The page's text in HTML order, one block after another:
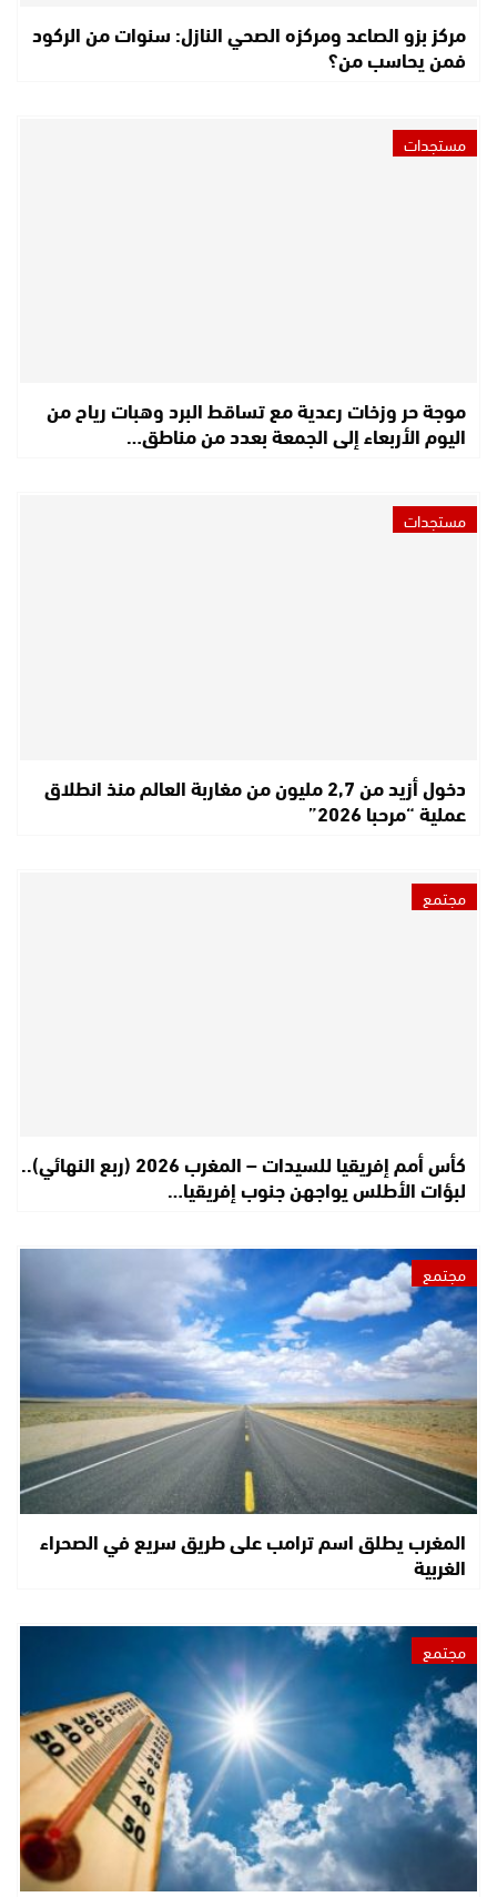
مركز بزو الصاعد ومركزه الصحي النازل: سنوات من الركود
فمن يحاسب من؟
مستجدات
موجة حر وزخات رعدية مع تساقط البرد وهبات رياح من
اليوم الأربعاء إلى الجمعة بعدد من مناطق…
مستجدات
دخول أزيد من 2,7 مليون من مغاربة العالم منذ انطلاق
عملية “مرحبا 2026”
مجتمع
كأس أمم إفريقيا للسيدات – المغرب 2026 (ربع النهائي)..
لبؤات الأطلس يواجهن جنوب إفريقيا…
مجتمع
المغرب يطلق اسم ترامب على طريق سريع في الصحراء
الغربية
مجتمع